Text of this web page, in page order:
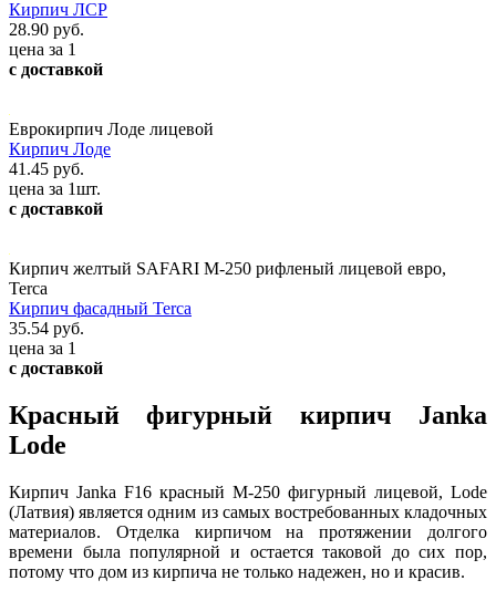
Кирпич ЛСР
28.90 руб.
цена за 1
с доставкой
Еврокирпич Лоде лицевой
Кирпич Лоде
41.45 руб.
цена за 1шт.
с доставкой
Кирпич желтый SAFARI М-250 рифленый лицевой евро,
Terca
Кирпич фасадный Terca
35.54 руб.
цена за 1
с доставкой
Красный фигурный кирпич Janka
Lode
Кирпич Janka F16 красный М-250 фигурный лицевой, Lode
(Латвия) является одним из самых востребованных кладочных
материалов. Отделка кирпичом на протяжении долгого
времени была популярной и остается таковой до сих пор,
потому что дом из кирпича не только надежен, но и красив.